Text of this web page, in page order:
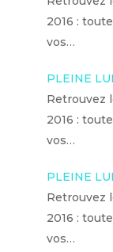
2016 :
vos…
PLEINE
Retrouvez
2016 :
vos…
PLEINE
Retrouvez
2016 :
vos…